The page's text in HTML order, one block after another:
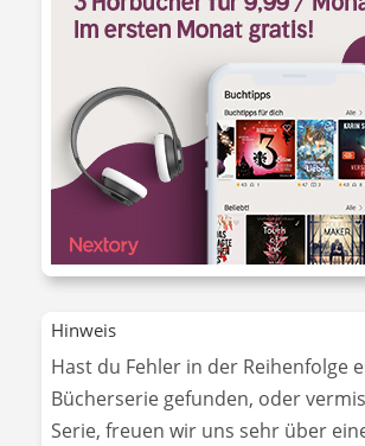
Hinweis
Hast du Fehler in der Reihenfolge
Bücherserie gefunden, oder
Serie, freuen wir uns sehr über